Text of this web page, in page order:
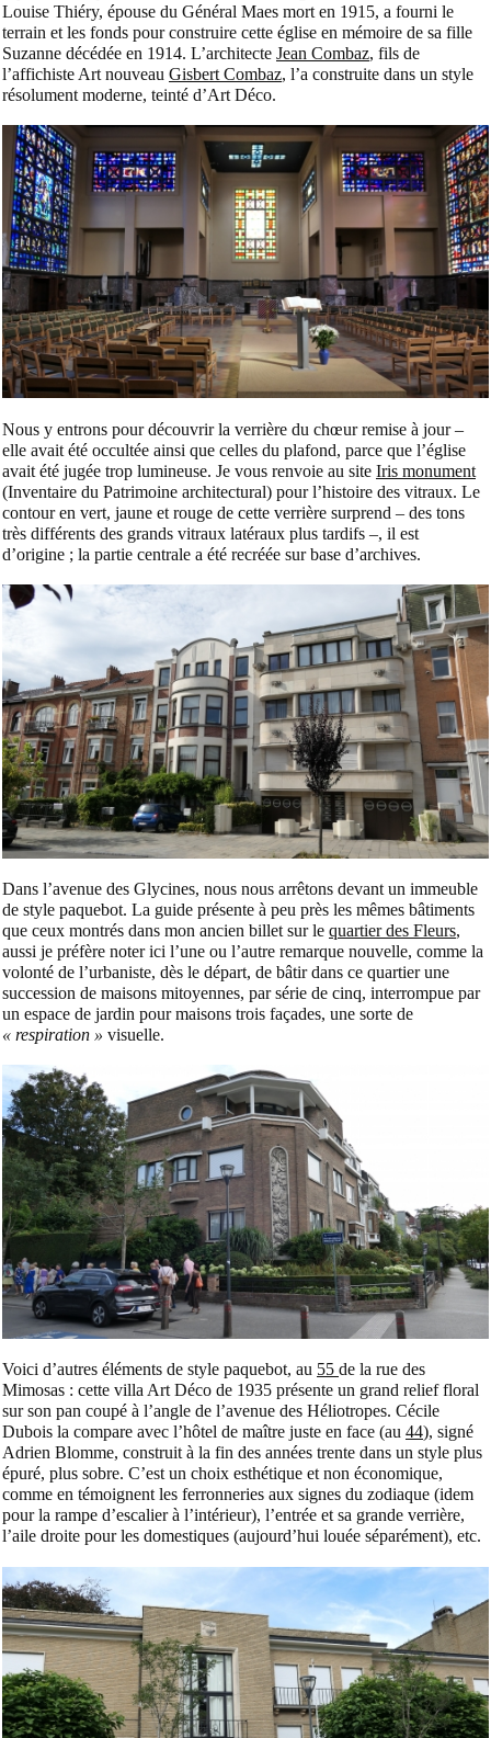
Louise Thiéry, épouse du Général Maes mort en 1915, a fourni le
terrain et les fonds pour construire cette église en mémoire de sa fille
Suzanne décédée en 1914. L’architecte Jean Combaz, fils de
l’affichiste Art nouveau Gisbert Combaz, l’a construite dans un style
résolument moderne, teinté d’Art Déco.
Nous y entrons pour découvrir la verrière du chœur remise à jour –
elle avait été occultée ainsi que celles du plafond, parce que l’église
avait été jugée trop lumineuse. Je vous renvoie au site Iris monument
(Inventaire du Patrimoine architectural) pour l’histoire des vitraux. Le
contour en vert, jaune et rouge de cette verrière surprend – des tons
très différents des grands vitraux latéraux plus tardifs –, il est
d’origine ; la partie centrale a été recréée sur base d’archives.
Dans l’avenue des Glycines, nous nous arrêtons devant un immeuble
de style paquebot. La guide présente à peu près les mêmes bâtiments
que ceux montrés dans mon ancien billet sur le quartier des Fleurs,
aussi je préfère noter ici l’une ou l’autre remarque nouvelle, comme la
volonté de l’urbaniste, dès le départ, de bâtir dans ce quartier une
succession de maisons mitoyennes, par série de cinq, interrompue par
un espace de jardin pour maisons trois façades, une sorte de
« respiration » visuelle.
Voici d’autres éléments de style paquebot, au 55 de la rue des
Mimosas : cette villa Art Déco de 1935 présente un grand relief floral
sur son pan coupé à l’angle de l’avenue des Héliotropes. Cécile
Dubois la compare avec l’hôtel de maître juste en face (au 44), signé
Adrien Blomme, construit à la fin des années trente dans un style plus
épuré, plus sobre. C’est un choix esthétique et non économique,
comme en témoignent les ferronneries aux signes du zodiaque (idem
pour la rampe d’escalier à l’intérieur), l’entrée et sa grande verrière,
l’aile droite pour les domestiques (aujourd’hui louée séparément), etc.